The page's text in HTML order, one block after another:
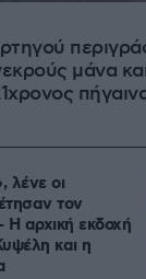
μάνα
λένε οι
τον
αρχική εκδοχή
και η